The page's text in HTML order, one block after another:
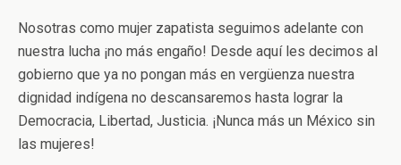
Nosotras como mujer zapatista seguimos adelante con
nuestra lucha ¡no más engaño! Desde aquí les decimos al
gobierno que ya no pongan más en vergüenza nuestra
dignidad indígena no descansaremos hasta lograr la
Democracia, Libertad, Justicia. ¡Nunca más un México sin
las mujeres!